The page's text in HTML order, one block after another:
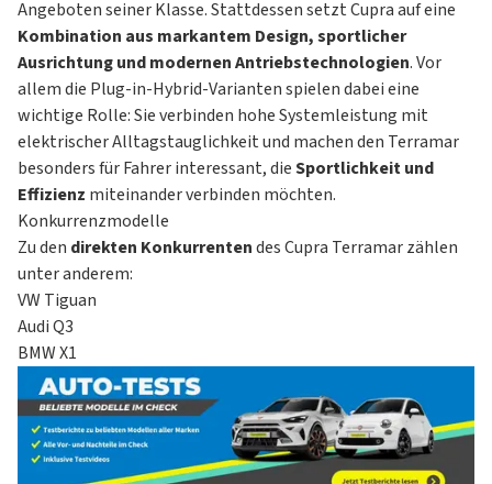
Geschwindigkeitsregelanlage (GRA)
Innenspiegel automatisch abblendend
ISOFIX-Kindersitz-Sicherungssystem für den
Beifahrersitz und in der zweiten Sitzreihe links und
rechts inklusive Top Tether Verankerungspunkte
Keyless Go (Motor Start/Start Knopf)
Kopfairbag-System vorn und hinten, Seitenairbags
vorn, Center Airbag
Kreuzungsassistent
Notbremsassistent “Front Assist” mit Fußgänger- und
Radfahrererkennung
Notruf-Service
Progressivlenkung
Regensensor
Reifenkontrollanzeige
Rückfahrkamera
Spurhalteassistent
Verkehrszeichenerkennung
erweiterten CUPRA CONNECT Funktionen
Sennheiser High-Ende Surround Soundsystem
HD-Matrix-Scheinwerfer mit Projektionsfunktion und
Welcome Ceremony
INTELLIGENT DRIVE Paket XL
Angeboten seiner Klasse. Stattdessen setzt Cupra auf eine
Kombination aus markantem Design, sportlicher
Ausrichtung und modernen Antriebstechnologien. Vor
allem die Plug-in-Hybrid-Varianten spielen dabei eine
wichtige Rolle: Sie verbinden hohe Systemleistung mit
elektrischer Alltagstauglichkeit und machen den Terramar
besonders für Fahrer interessant, dieSportlichkeit und
Effizienz miteinander verbinden möchten.
Konkurrenzmodelle
Zu den direkten Konkurrentendes Cupra Terramar zählen
unter anderem:
VW Tiguan
Audi Q3
BMW X1